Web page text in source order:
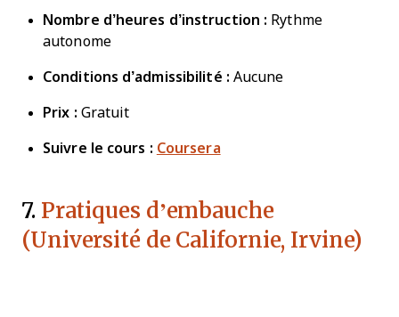
Nombre d’heures d’instruction : Rythme
autonome
Conditions d’admissibilité : Aucune
Prix : Gratuit
Suivre le cours : Coursera
7. Pratiques d’embauche
(Université de Californie, Irvine)